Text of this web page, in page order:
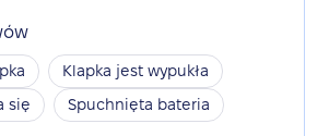
Klapka jest wypukła
się
Spuchnięta bateria